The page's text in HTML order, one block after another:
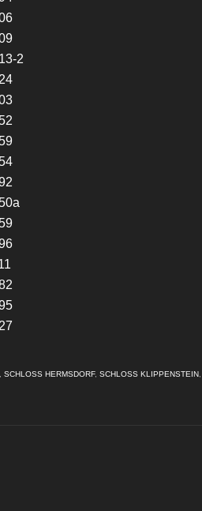
,SCHLOSS HERMSDORF,SCHLOSS KLIPPENSTEIN